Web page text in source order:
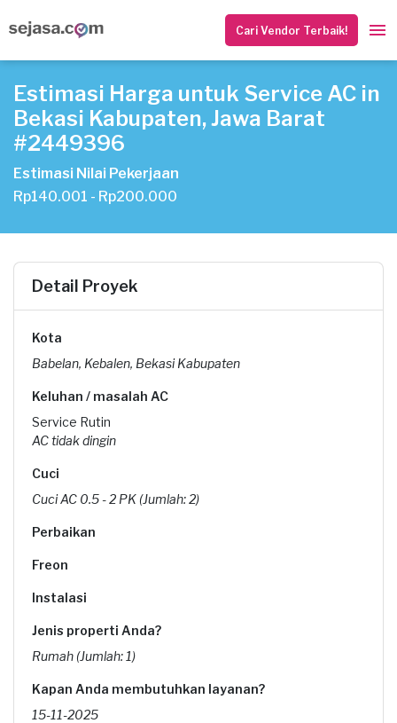
Cari Vendor Terbaik!
Estimasi Harga untuk Service AC in
Bekasi Kabupaten, Jawa Barat
#2449396
Estimasi Nilai Pekerjaan
Rp140.001 - Rp200.000
Detail Proyek
Kota
Babelan, Kebalen, Bekasi Kabupaten
Keluhan / masalah AC
Service Rutin
AC tidak dingin
Cuci
Cuci AC 0.5 - 2 PK (Jumlah: 2)
Perbaikan
Freon
Instalasi
Jenis properti Anda?
Rumah (Jumlah: 1)
Kapan Anda membutuhkan layanan?
15-11-2025